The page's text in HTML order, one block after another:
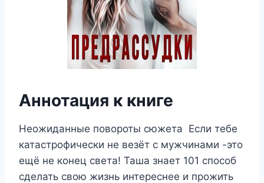
Аннотация к книге
Неожиданные повороты сюжета Если тебе
катастрофически не везёт с мужчинами -это
ещё не конец света! Таша знает 101 способ
сделать свою жизнь интереснее и прожить